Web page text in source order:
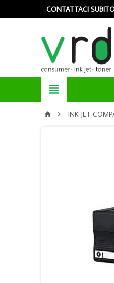
CONTATTACI

  INK JET